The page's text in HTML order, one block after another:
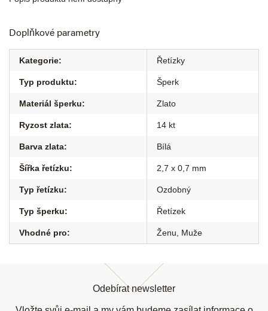
Doplňkové parametry
Kategorie: Řetízky
Typ produktu: Šperk
Materiál šperku: Zlato
Ryzost zlata: 14 kt
Barva zlata: Bílá
Šířka řetízku: 2,7 x 0,7 mm
Typ řetízku: Ozdobný
Typ šperku: Řetízek
Vhodné pro: Ženu Muže
Odebírat newsletter